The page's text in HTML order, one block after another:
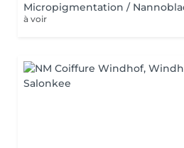
Micropigmentation /
à voir